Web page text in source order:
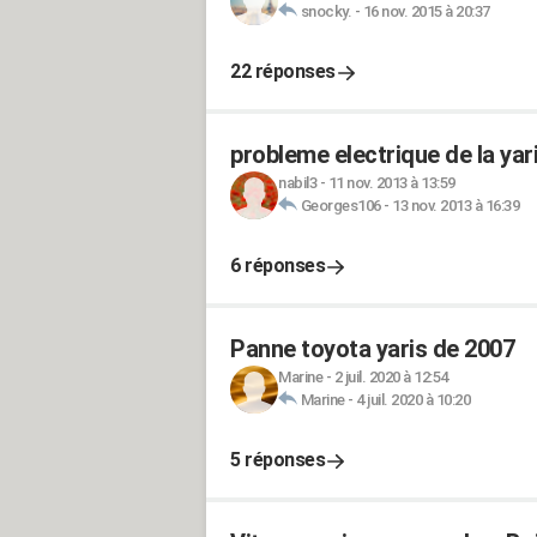
snocky. - 16 nov. 2015 à 20:37
22 réponses
probleme electrique de la
nabil3- 11 nov. 2013 à 13:59
Georges106- 13 nov. 2013 à 16:39
6 réponses
Panne toyota yaris de 2007
Marine- 2 juil. 2020 à 12:54
Marine- 4 juil. 2020 à 10:20
5 réponses